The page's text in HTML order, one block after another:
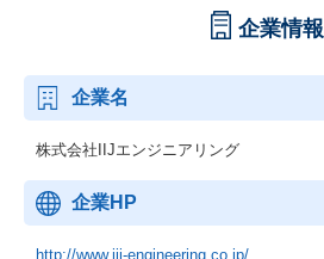
企業情報
企業名
株式会社IIJエンジニアリング
企業HP
http://www.iij-engineering.co.jp/